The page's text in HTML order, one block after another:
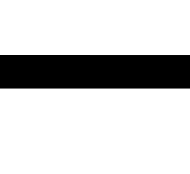
dung